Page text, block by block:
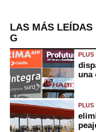
LAS MÁS LEÍDAS
G
PLUS
una
PLUS